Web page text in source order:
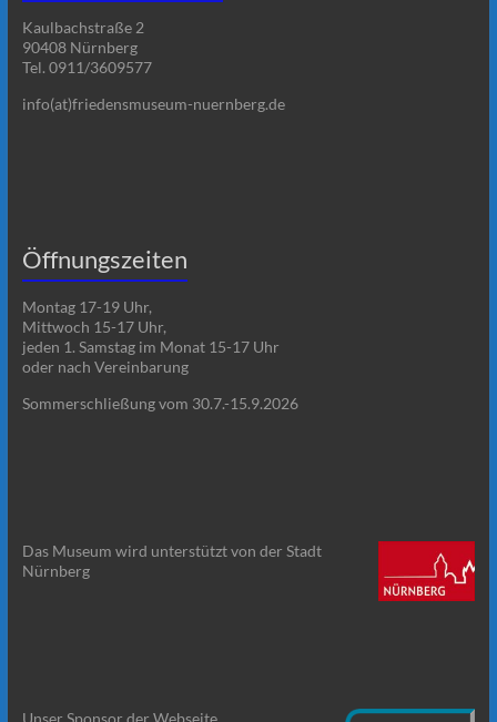
Kaulbachstraße 2
90408 Nürnberg
Tel. 0911/3609577
info(at)friedensmuseum-nuernberg.de
Öffnungszeiten
Montag 17-19 Uhr,
Mittwoch 15-17 Uhr,
jeden 1. Samstag im Monat 15-17 Uhr
oder nach Vereinbarung
Sommerschließung vom 30.7.-15.9.2026
Das Museum wird unterstützt von der Stadt
Nürnberg